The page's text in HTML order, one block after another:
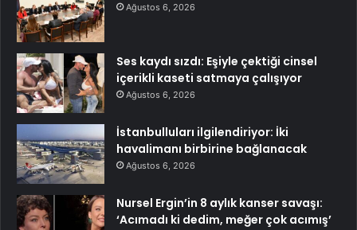
Ağustos 6, 2026
Ses kaydı sızdı: Eşiyle çektiği cinsel
içerikli kaseti satmaya çalışıyor
Ağustos 6, 2026
İstanbulluları ilgilendiriyor: İki
havalimanı birbirine bağlanacak
Ağustos 6, 2026
Nursel Ergin’in 8 aylık kanser savaşı:
‘Acımadı ki dedim, meğer çok acımış’